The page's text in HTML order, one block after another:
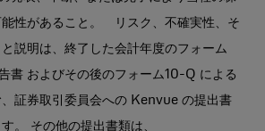
性があること。 リスク、不確実性、そ
説明は、終了した会計年度のフォーム
書 およびその後のフォーム10-Q による
、証券取引委員会への Kenvue の提出書
。 その他の提出書類は、